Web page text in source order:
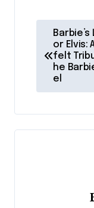
t
a
or Elvis:
felt
he
el